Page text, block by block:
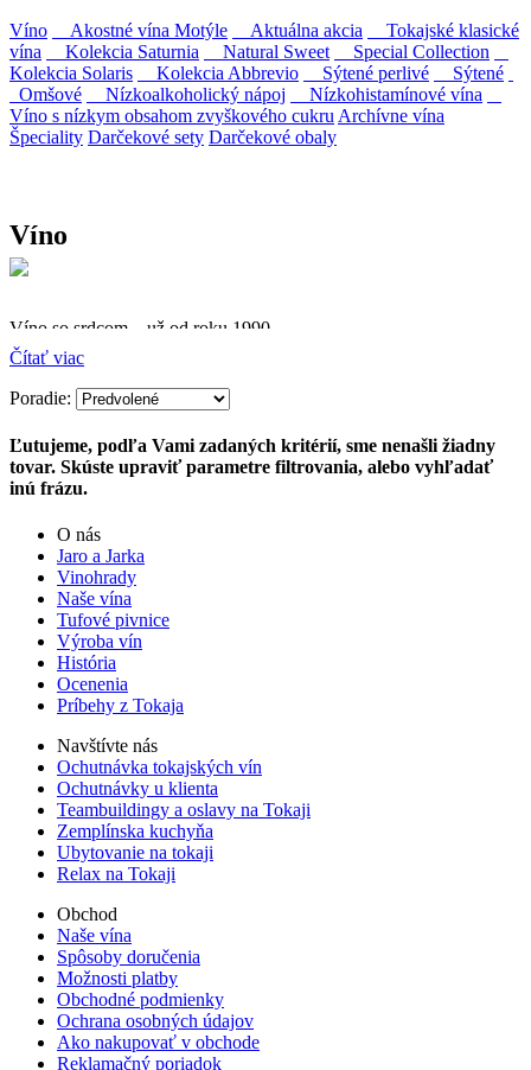
Víno Akostné vína Motýle Aktuálna akcia
Tokajské klasické
vína
Kolekcia Saturnia Natural Sweet
Special Collection
Kolekcia Solaris
Kolekcia Abbrevio Sýtené perlivé
Sýtené
Omšové
Nízkoalkoholický nápoj
Nízkohistamínové vína
Víno s nízkym obsahom zvyškového cukru Archívne vína
Špeciality Darčekové sety Darčekové obaly
Víno
Víno so srdcom – už od roku 1990
Firma Ostrožovič je najstaršou privátnou firmou na
slovenskom Tokaji.
priniesli na slovenský trh sólo spracované vína z tokajských odrôd
Furmint, Lipovina a Muškát žltý reduktívnou technológiou. Hrozno
spracúvame najmodernejšími technológiami, vrátane riadenej
Čítať viac
Poradie:
Ľutujeme, podľa Vami zadaných kritérií, sme nenašli žiadny
tovar. Skúste upraviť parametre filtrovania, alebo vyhľadať
inú frázu.
O nás
Jaro a Jarka
Vinohrady
Naše vína
Tufové pivnice
Výroba vín
História
Ocenenia
Príbehy z Tokaja
Navštívte nás
Ochutnávka tokajských vín
Ochutnávky u klienta
Teambuildingy a oslavy na Tokaji
Zemplínska kuchyňa
Ubytovanie na tokaji
Relax na Tokaji
Obchod
Naše vína
Spôsoby doručenia
Možnosti platby
Obchodné podmienky
Ochrana osobných údajov
Ako nakupovať v obchode
Reklamačný poriadok